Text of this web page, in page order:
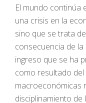
El mundo continúa
una crisis en la
sino que se trata
consecuencia de
ingreso que se ha
como resultado
macroeconómicas
disciplinamiento de